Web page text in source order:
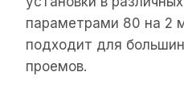
параметрами 80 на 2
подходит для
проемов.